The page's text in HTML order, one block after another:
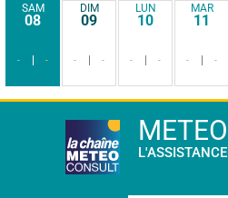
SAM
08
- -
DIM
09
- -
LUN
10
- -
MAR
11
- -
METEO
L'ASSISTANCE